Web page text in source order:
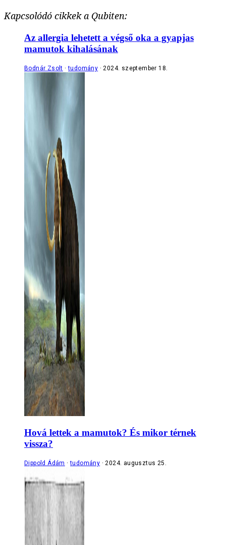
Kapcsolódó cikkek a Qubiten:
Az allergia lehetett a végső oka a gyapjas
mamutok kihalásának
Bodnár Zsolt tudomány 2024. szeptember 18.
Hová lettek a mamutok? És mikor térnek
vissza?
Dippold Ádám tudomány 2024. augusztus 25.